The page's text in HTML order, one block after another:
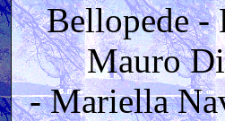
Bellopede-
Mauro
-Mariella